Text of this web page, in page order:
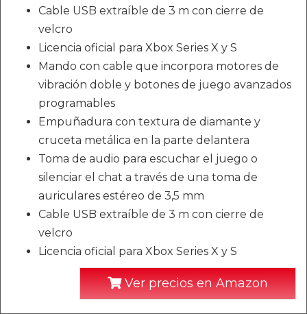
Cable USB extraíble de 3 m con cierre de
velcro
Licencia oficial para Xbox Series X y S
Mando con cable que incorpora motores de
vibración doble y botones de juego avanzados
programables
Empuñadura con textura de diamante y
cruceta metálica en la parte delantera
Toma de audio para escuchar el juego o
silenciar el chat a través de una toma de
auriculares estéreo de 3,5 mm
Cable USB extraíble de 3 m con cierre de
velcro
Licencia oficial para Xbox Series X y S
Ver precios en Amazon